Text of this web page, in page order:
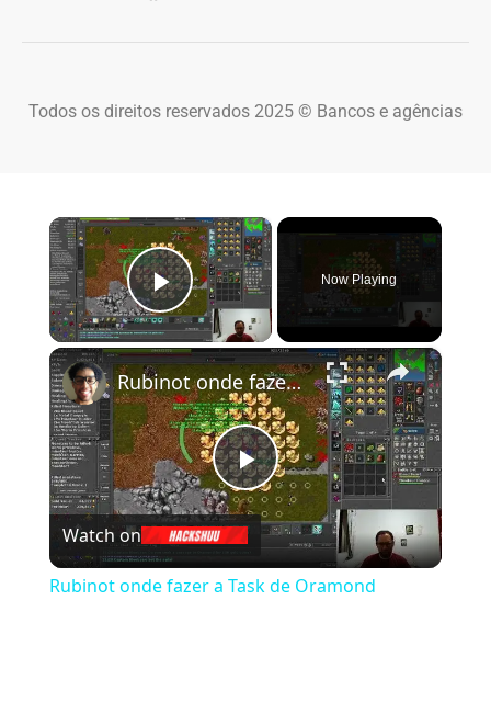
Todos os direitos reservados 2025 © Bancos e agências
×
Play Video
Now Playing
×
Play Video
Rubinot onde fazer a Task de Oramond
Watch on
Rubinot onde fazer a Task de Oramond